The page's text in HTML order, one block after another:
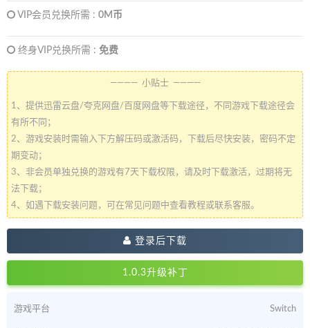
VIP会员兑换所需 : 0M币
终身VIP兑换所需 : 免费
———— 小贴士 ————
1、提供迅雷云盘/夸克网盘/百度网盘等下载途径，不同游戏下载途径会
有所不同；
2、游戏安装时需输入下方解压码或激活码，下载后尽快安装，密码不定
期变动；
3、非会员单独兑换的游戏有7天下载权限，请及时下载激活，过期将无
法下载；
4、如遇下载安装问题，可在常见问题中查看教程或联系客服。
登录后下载
1.0.3升级补丁
游戏平台 Switch